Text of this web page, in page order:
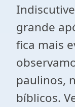
grande
fica mais
paulinos,
bíblicos.